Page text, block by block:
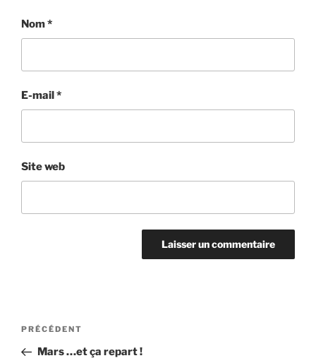
Nom*
E-mail*
Site web
PRÉCÉDENT
Mars …et ça repart !